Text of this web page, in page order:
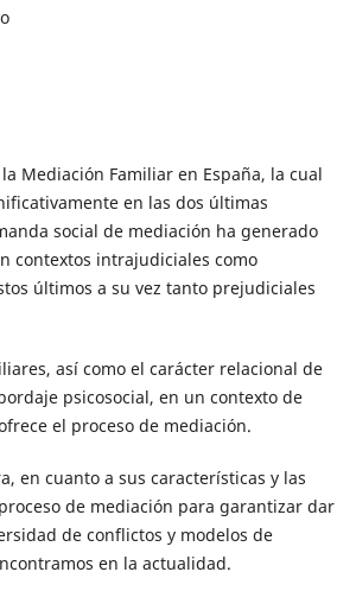
Mediación Familiar en España, la cual
en las dos últimas
social de mediación ha generado
contextos intrajudiciales como
últimos a su vez tanto prejudiciales
así como el carácter relacional de
psicosocial, en un contexto de
el proceso de mediación.
en cuanto a sus características y las
de mediación para garantizar dar
de conflictos y modelos de
en la actualidad.